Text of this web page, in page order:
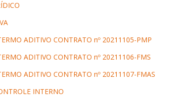
ADITIVO CONTRATO nº 20211105-PMP
ADITIVO CONTRATO nº 20211106-FMS
ADITIVO CONTRATO nº 20211107-FMAS
INTERNO